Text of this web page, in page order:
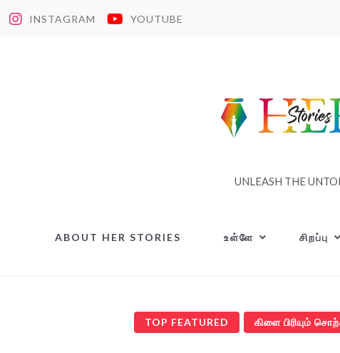
INSTAGRAM YOUTUBE
UNLEASH THE
ABOUT HER STORIES உள்ளே சிறப்பு
TOP FEATURED கிளை பிரியும்